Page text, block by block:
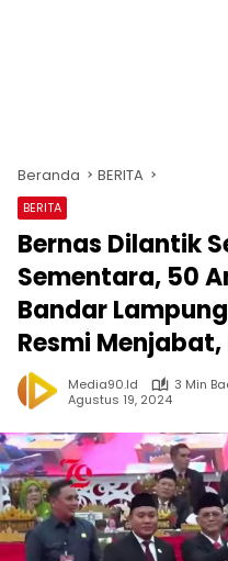
Beranda BERITA
BERITA
Bernas Dilantik
Sementara, 50
Bandar
Resmi
Media90.id
3 Min
Agustus 19, 2024